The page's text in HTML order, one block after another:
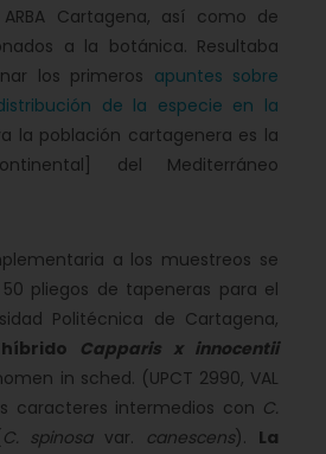
ARBA Cartagena, así como de
a la botánica. Resultaba
los primeros apuntes sobre
de la especie en la
la población cartagenera es la
del Mediterráneo
a los muestreos se
pliegos de tapeneras para el
Politécnica de Cartagena,
híbrido Capparis x innocentii
in sched. (UPCT 2990, VAL
caracteres intermedios con C.
C. spinosavar. canescens). La